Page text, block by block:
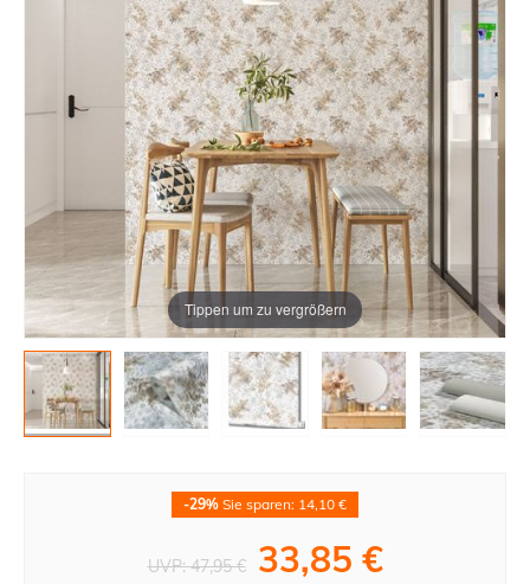
Tippen um zu vergrößern
-29% Sie sparen: 14,10 €
UVP:47,95 € 33,85 €